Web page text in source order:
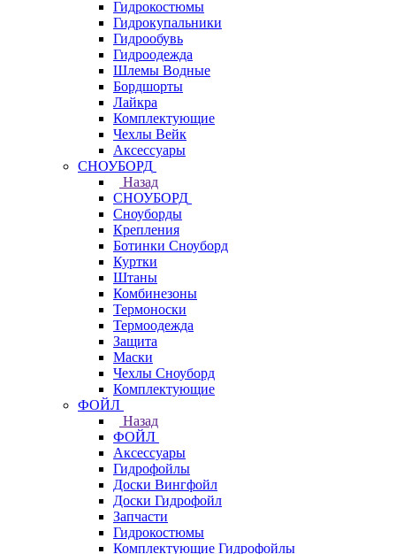
Гидрокостюмы
Гидрокупальники
Гидрообувь
Гидроодежда
Шлемы Водные
Бордшорты
Лайкра
Комплектующие
Чехлы Вейк
Аксессуары
СНОУБОРД
Назад
СНОУБОРД
Сноуборды
Крепления
Ботинки Сноуборд
Куртки
Штаны
Комбинезоны
Термоноски
Термоодежда
Защита
Маски
Чехлы Сноуборд
Комплектующие
ФОЙЛ
Назад
ФОЙЛ
Аксессуары
Гидрофойлы
Доски Вингфойл
Доски Гидрофойл
Запчасти
Гидрокостюмы
Комплектующие Гидрофойлы